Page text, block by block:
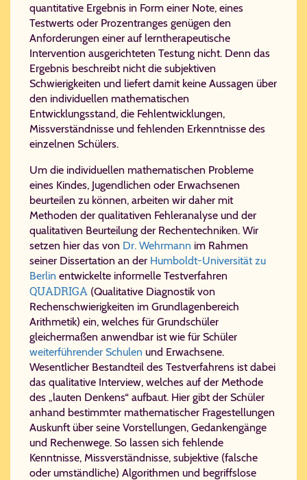
quantitative Ergebnis in Form einer Note, eines
Testwerts oder Prozentranges genügen den
Anforderungen einer auf lerntherapeutische
Intervention ausgerichteten Testung nicht. Denn das
Ergebnis beschreibt nicht die subjektiven
Schwierigkeiten und liefert damit keine Aussagen über
den individuellen mathematischen
Entwicklungsstand, die Fehlentwicklungen,
Missverständnisse und fehlenden Erkenntnisse des
einzelnen Schülers.
Um die individuellen mathematischen Probleme
eines Kindes, Jugendlichen oder Erwachsenen
beurteilen zu können, arbeiten wir daher mit
Methoden der qualitativen Fehleranalyse und der
qualitativen Beurteilung der Rechentechniken. Wir
setzen hier das von Dr. Wehrmann im Rahmen
seiner Dissertation an der Humboldt-Universität zu
Berlin entwickelte informelle Testverfahren
QUADRIGA (Qualitative Diagnostik von
Rechenschwierigkeiten im Grundlagenbereich
Arithmetik) ein, welches für Grundschüler
gleichermaßen anwendbar ist wie für Schüler
weiterführender Schulen und Erwachsene.
Wesentlicher Bestandteil des Testverfahrens ist dabei
das qualitative Interview, welches auf der Methode
des „lauten Denkens“ aufbaut. Hier gibt der Schüler
anhand bestimmter mathematischer Fragestellungen
Auskunft über seine Vorstellungen, Gedankengänge
und Rechenwege. So lassen sich fehlende
Kenntnisse, Missverständnisse, subjektive (falsche
oder umständliche) Algorithmen und begriffslose